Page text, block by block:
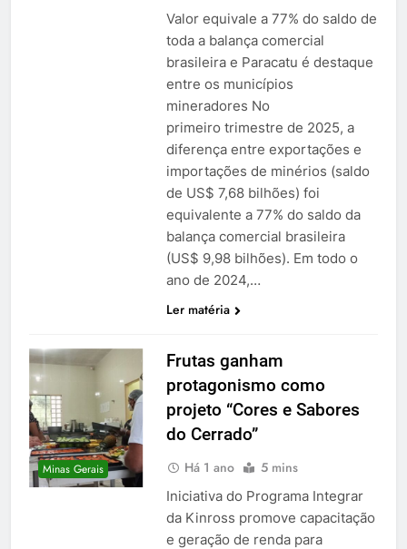
Valor equivale a 77% do saldo de
toda a balança comercial
brasileira e Paracatu é destaque
entre os municípios
mineradores No
primeiro trimestre de 2025, a
diferença entre exportações e
importações de minérios (saldo
de US$ 7,68 bilhões) foi
equivalente a 77% do saldo da
balança comercial brasileira
(US$ 9,98 bilhões). Em todo o
ano de 2024,…
Ler matéria
Minas Gerais
Frutas ganham
protagonismo como
projeto “Cores e Sabores
do Cerrado”
Há 1 ano 5 mins
Iniciativa do Programa Integrar
da Kinross promove capacitação
e geração de renda para